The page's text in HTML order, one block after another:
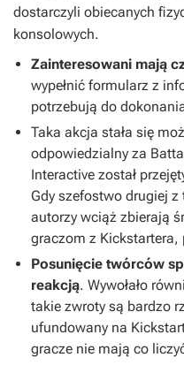
dostarczyli obiecanych
konsolowych.
Zainteresowani mają
wypełnić formularz z
potrzebują do
Taka akcja stała się
odpowiedzialny za
Interactive został
Gdy szefostwo drugiej
autorzy wciąż zbierają
graczom z
Posunięcie twórców
reakcją. Wywołało
takie zwroty są bardzo
ufundowany na
gracze nie mają co